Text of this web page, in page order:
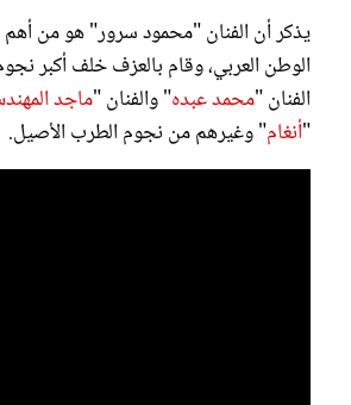
يذكر أن الفنان "محمود سرور" هو من
الوطن العربي، وقام بالعزف خلف أكبر
الفنان "محمد عبده" والفنان "ماجد
"أنغام" وغيرهم من نجوم الطرب الأصيل.